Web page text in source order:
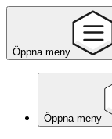
Öppna meny
Öppna meny